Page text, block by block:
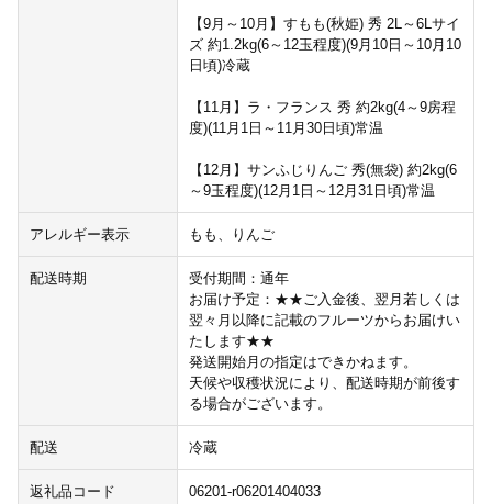
【9月～10月】すもも(秋姫) 秀 2L～6Lサイ
ズ 約1.2kg(6～12玉程度)(9月10日～10月10
日頃)冷蔵
【11月】ラ・フランス 秀 約2kg(4～9房程
度)(11月1日～11月30日頃)常温
【12月】サンふじりんご 秀(無袋) 約2kg(6
～9玉程度)(12月1日～12月31日頃)常温
アレルギー表示 もも、りんご
配送時期
受付期間：通年
お届け予定：★★ご入金後、翌月若しくは
翌々月以降に記載のフルーツからお届けい
たします★★
発送開始月の指定はできかねます。
天候や収穫状況により、配送時期が前後す
る場合がございます。
配送 冷蔵
返礼品コード 06201-r06201404033